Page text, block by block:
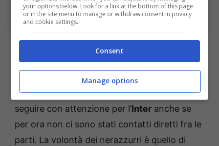
Calciomercato Inter: Lookman difficile, la possibile
alternativa (Ansa) – bolognasportnews.it
mostra nel campionato olandese e rientra
pienamente nei parametri introdotti da
Oaktree. Una pista dicalciomercatoda
seguire con attenzione per l’Inter anche se
per ora non ci sono stati contatti diretti fra le
parti. La volontà dei nerazzurri è quello di
your options below. Look for a link at the bottom of this page
or in the site menu to manage or withdraw consent in privacy
and cookie settings.
Consent
Manage options